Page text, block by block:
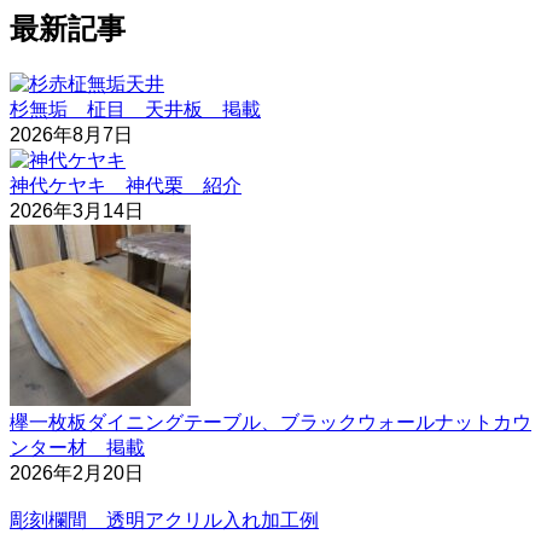
最新記事
杉無垢 柾目 天井板 掲載
2026年8月7日
神代ケヤキ 神代栗 紹介
2026年3月14日
欅一枚板ダイニングテーブル、ブラックウォールナットカウ
ンター材 掲載
2026年2月20日
彫刻欄間 透明アクリル入れ加工例